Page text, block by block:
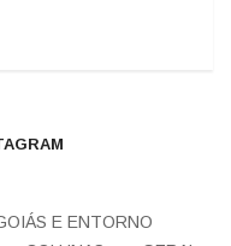
E ENTORNO